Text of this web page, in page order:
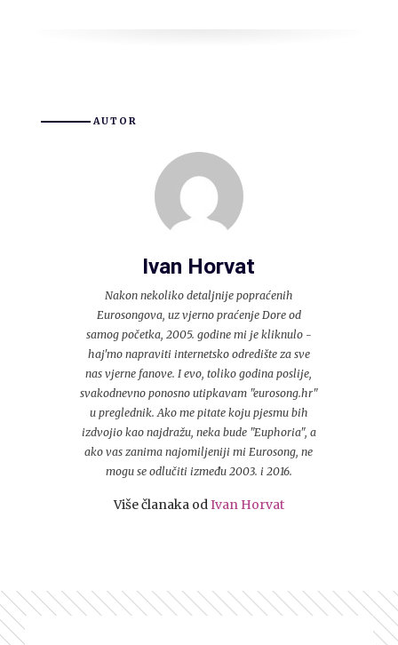
AUTOR
Ivan Horvat
Nakon nekoliko detaljnije popraćenih
Eurosongova, uz vjerno praćenje Dore od
samog početka, 2005. godine mi je kliknulo -
haj'mo napraviti internetsko odredište za sve
nas vjerne fanove. I evo, toliko godina poslije,
svakodnevno ponosno utipkavam "eurosong.hr"
u preglednik. Ako me pitate koju pjesmu bih
izdvojio kao najdražu, neka bude "Euphoria", a
ako vas zanima najomiljeniji mi Eurosong, ne
mogu se odlučiti između 2003. i 2016.
Više članaka odIvan Horvat